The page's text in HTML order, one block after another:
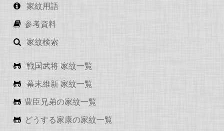
家紋用語
参考資料
家紋検索
戦国武将 家紋一覧
幕末維新 家紋一覧
豊臣兄弟の家紋一覧
どうする家康の家紋一覧